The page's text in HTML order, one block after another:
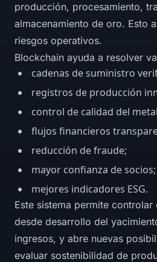
producción, procesamiento,
almacenamiento de oro. Esto
riesgos operativos.
Blockchain ayuda a resolver
cadenas de suministro
registros de producción
control de calidad del
flujos financieros
reducción de fraude;
mayor confianza de socios;
mejores indicadores ESG.
Este sistema permite
desde desarrollo del
ingresos, y abre nuevas
evaluar sostenibilidad de